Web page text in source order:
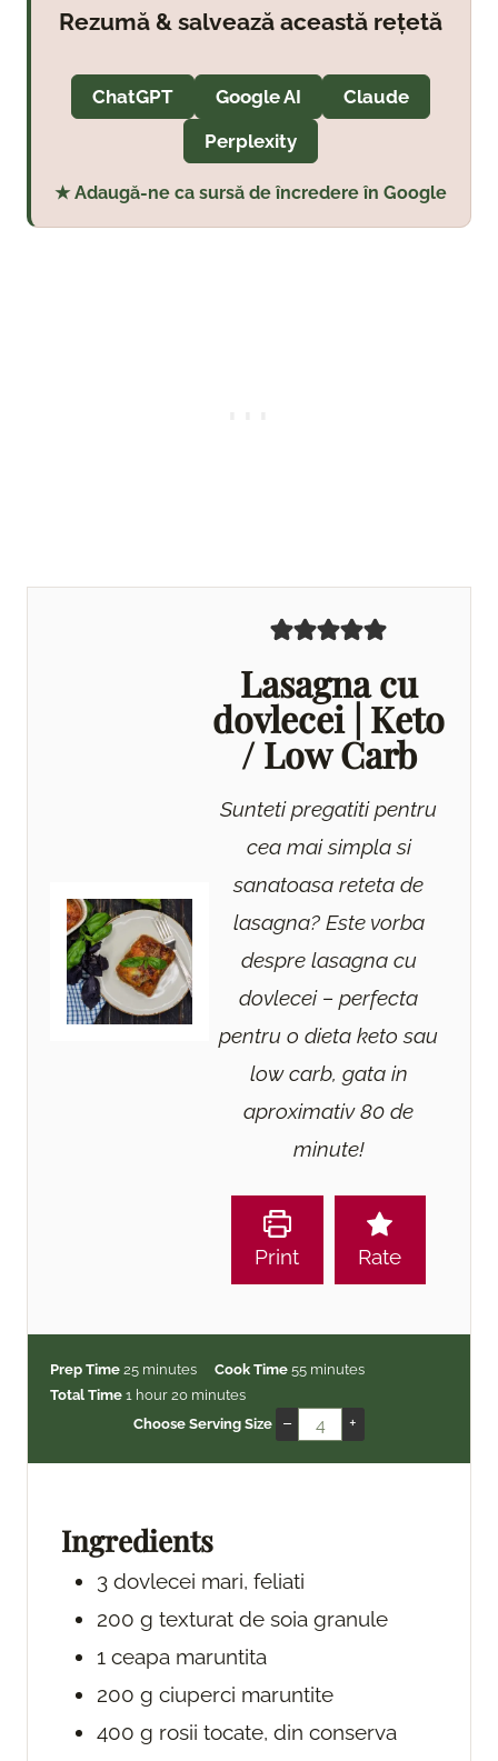
Rezumă & salvează această rețetă
ChatGPT Google AI
Claude
Perplexity
★ Adaugă-ne ca sursă de încredere în Google
Lasagna cu
dovlecei | Keto
/ Low Carb
Sunteti pregatiti pentru
cea mai simpla si
sanatoasa reteta de
lasagna? Este vorba
despre lasagna cu
dovlecei – perfecta
pentru o dieta keto sau
low carb, gata in
aproximativ 80 de
minute!
Print Rate
Prep Time 25m
i
n
minutes Cook Time 55m
u
minutes
Total Time 1 h
o
hour 20m
i
s
minutes
Choose Serving Size
– +
Ingredients
3 dovlecei mari, feliati
200 g texturat de soia granule
1 ceapa maruntita
200 g ciuperci maruntite
400 g rosii tocate, din conserva